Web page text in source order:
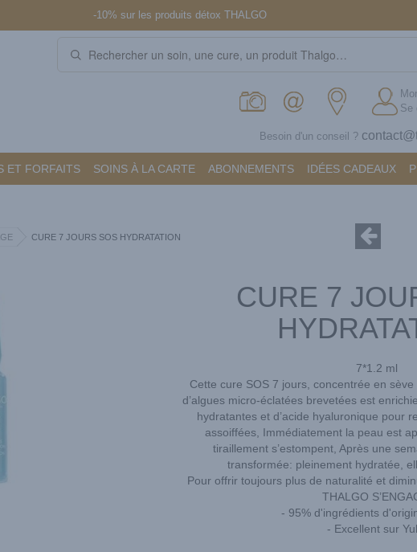
ET FORFAITS SOINS À LA CARTE ABONNEMENTS IDÉES CADEAUX
-10% sur les produits détox THALGO
Besoin d'un conseil ?
Se
CURE 7 JOURS SOS HYDRATATION
CURE 7
7*1.2 ml
Cette cure SOS 7 jours, concentrée en
d’algues micro-éclatées brevetées est
hydratantes et d’acide hyaluronique pour
assoiffées, Immédiatement la peau est
tiraillement s’estompent, Après une
transformée: pleinement hydratée,
Pour offrir toujours plus de naturalité et
THALGO
- 95% d'ingrédients
- Excellent sur